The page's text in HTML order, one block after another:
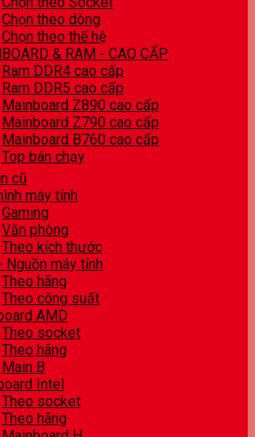
Chọn theo dòng
Chọn theo thế hệ
& RAM - CAO CẤP
Ram DDR4 cao cấp
Ram DDR5 cao cấp
Mainboard Z890 cao cấp
Mainboard Z790 cao cấp
Mainboard B760 cao cấp
Top bán chạy
cũ
máy tính
Gaming
Văn phòng
Theo kích thước
Nguồn máy tính
Theo hãng
Theo công suất
AMD
Theo socket
Theo hãng
Main B
Intel
Theo socket
Theo hãng